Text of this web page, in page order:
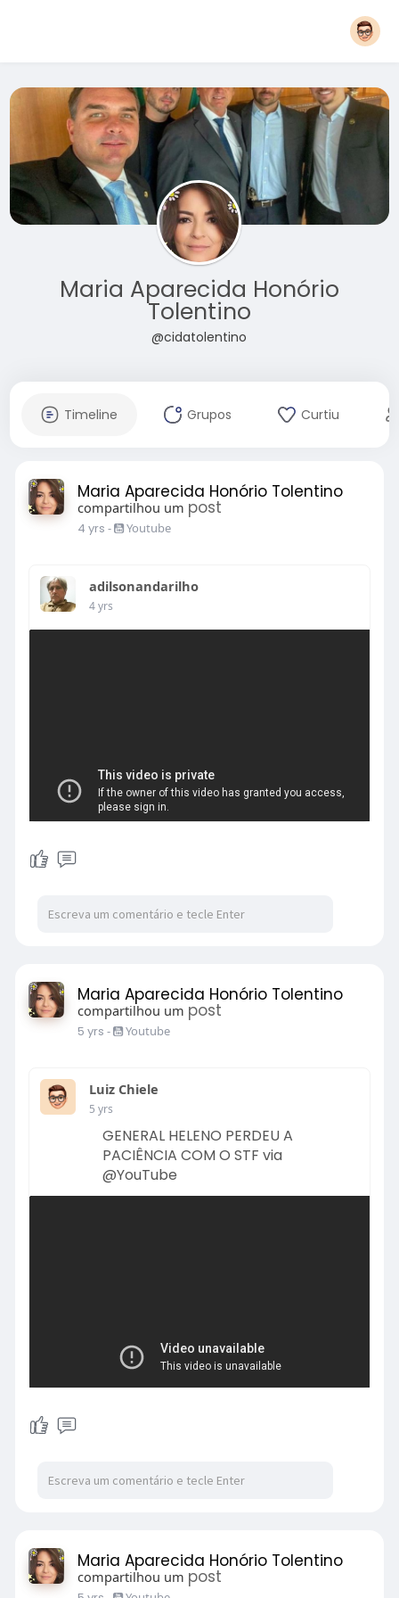
Maria Aparecida Honório
Tolentino
@cidatolentino
Timeline Grupos Curtiu
Maria Aparecida Honório Tolentino
compartilhou um post
4 yrs - Youtube
adilsonandarilho
4 yrs
Maria Aparecida Honório Tolentino
compartilhou um post
5 yrs - Youtube
Luiz Chiele
5 yrs
GENERAL HELENO PERDEU A
PACIÊNCIA COM O STF via
@YouTube
Maria Aparecida Honório Tolentino
compartilhou um post